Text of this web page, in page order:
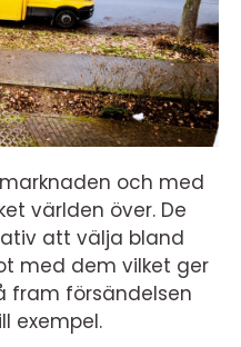
och med
världen över. De
att välja bland
med dem vilket ger
fram försändelsen
exempel.